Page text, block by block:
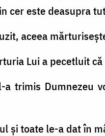
cer este deasupra
aceea
Lui a pecetluit
trimis Dumnezeu
şi toate le-a dat în